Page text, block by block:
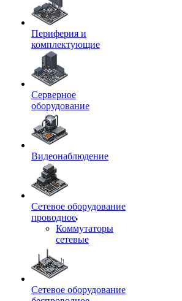
Периферия и
комплектующие
Серверное
оборудование
Видеонаблюдение
Сетевое оборудование
проводное
Коммутаторы
сетевые
Сетевое оборудование